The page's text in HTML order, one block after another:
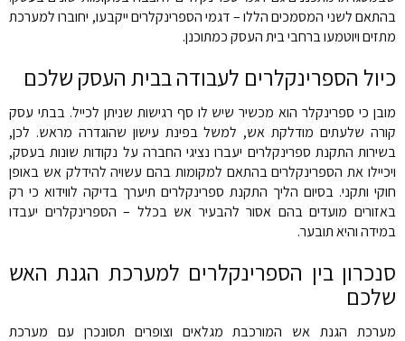
בהתאם לשני המסמכים הללו – דגמי הספרינקלרים ייקבעו, יחוברו למערכת
מתזים ויוטמעו ברחבי בית העסק כמתוכנן.
כיול הספרינקלרים לעבודה בבית העסק שלכם
מובן כי ספרינקלר הוא מכשיר שיש לו סף רגישות שניתן לכייל. בבתי עסק
קורה שלעתים מודלקת אש, למשל בפינת עישון שהוגדרה מראש. לכן,
בשירות התקנת ספרינקלרים יעברו נציגי החברה על נקודות שונות בעסק,
ויכיילו את הספרינקלרים בהתאם למקומות בהם עשויה להידלק אש באופן
חוקי ותקני. בסיום הליך התקנת ספרינקלרים תיערך בדיקה לווידוא כי רק
באזורים מועדים בהם אסור להבעיר אש בכלל – הספרינקלרים יעבדו
במידה והיא תובער.
סנכרון בין הספרינקלרים למערכת הגנת האש
שלכם
מערכת הגנת אש המורכבת מגלאים וצופרים תסונכרן עם מערכת